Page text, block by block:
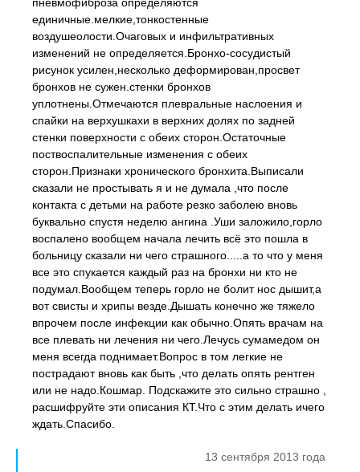
единичные.мелкие,тонкостенные
воздушеолости.Очаговых и инфильтративных
изменений не определяется.Бронхо-сосудистый
рисунок усилен,несколько деформирован,просвет
бронхов не сужен.стенки бронхов
уплотнены.Отмечаются плевральные наслоения и
спайки на верхушкахи в верхних долях по задней
стенки поверхности с обеих сторон.Остаточные
поствоспалительные изменения с обеих
сторон.Признаки хронического бронхита.Выписали
сказали не простывать я и не думала ,что после
контакта с детьми на работе резко заболею вновь
буквально спустя неделю ангина .Уши заложило,горло
воспалено вообщем начала лечить всё это пошла в
больницу сказали ни чего страшного.....а то что у меня
все это спукается каждый раз на бронхи ни кто не
подумал.Вообщем теперь горло не болит нос дышит,а
вот свисты и хрипы везде.Дышать конечно же тяжело
впрочем после инфекции как обычно.Опять врачам на
все плевать ни лечения ни чего.Лечусь сумамедом он
меня всегда поднимает.Вопрос в том легкие не
пострадают вновь как быть ,что делать опять рентген
или не надо.Кошмар. Подскажите это сильно страшно ,
расшифруйте эти описания КТ.Что с этим делать ичего
ждать.Спасибо.
13 сентября 2013 года